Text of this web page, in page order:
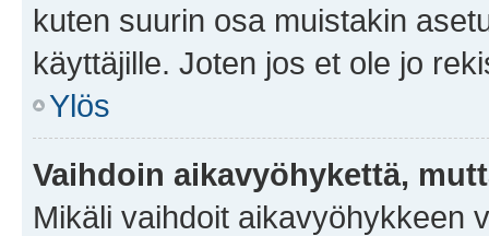
kuten suurin osa muistakin
käyttäjille. Joten jos et ole jo
Ylös
Vaihdoin aikavyöhykettä,
Mikäli vaihdoit aikavyöhykkeen